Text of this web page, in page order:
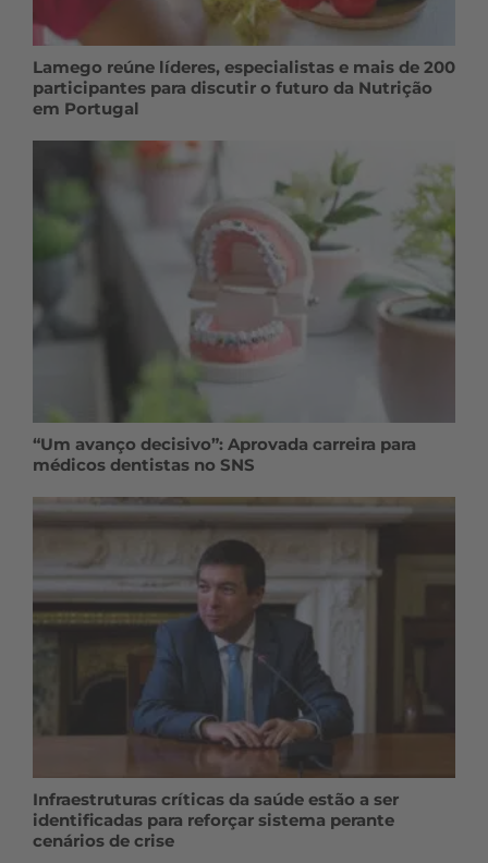
Lamego reúne líderes, especialistas e mais de 200
participantes para discutir o futuro da Nutrição
em Portugal
“Um avanço decisivo”: Aprovada carreira para
médicos dentistas no SNS
Infraestruturas críticas da saúde estão a ser
identificadas para reforçar sistema perante
cenários de crise